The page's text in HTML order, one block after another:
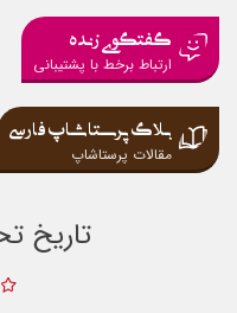
گفتگوی زنده
ارتباط برخط با پشتیبانی
بلاگ پرستاشاپ فارسی
مقالات پرستاشاپ
تاریخ